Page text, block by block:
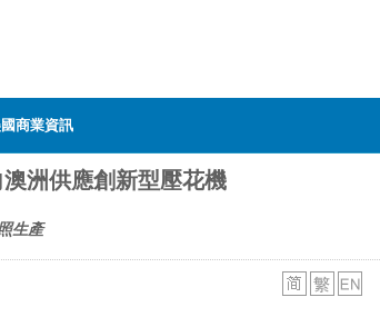
商業資訊
洲供應創新型壓花機
生產